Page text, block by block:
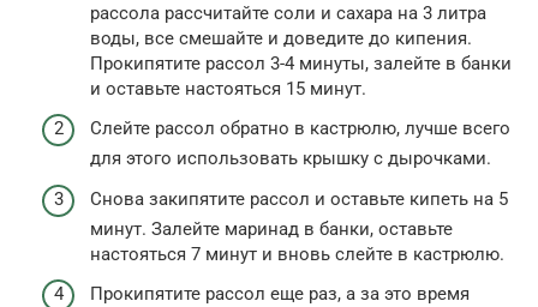
рассола рассчитайте соли и сахара на 3 литра
воды, все смешайте и доведите до кипения.
Прокипятите рассол 3-4 минуты, залейте в банки
и оставьте настояться 15 минут.
Слейте рассол обратно в кастрюлю, лучше всего
для этого использовать крышку с дырочками.
Снова закипятите рассол и оставьте кипеть на 5
минут. Залейте маринад в банки, оставьте
настояться 7 минут и вновь слейте в кастрюлю.
Прокипятите рассол еще раз, а за это время